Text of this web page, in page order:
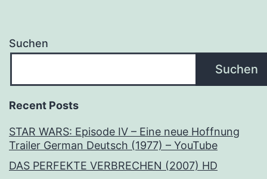
Suchen
Suchen
Recent Posts
STAR WARS: Episode IV – Eine neue Hoffnung
Trailer German Deutsch (1977) – YouTube
DAS PERFEKTE VERBRECHEN (2007) HD